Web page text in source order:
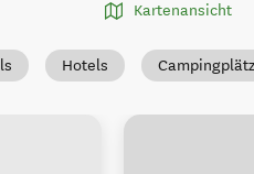
Kartenansicht
Hotels